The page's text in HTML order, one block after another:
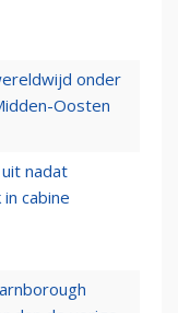
onder
Oosten
nadat
cabine